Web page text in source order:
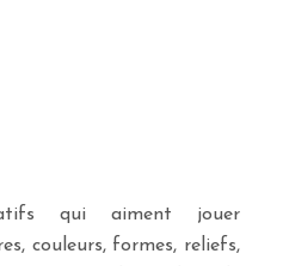
qui aiment jouer
couleurs, formes, reliefs,